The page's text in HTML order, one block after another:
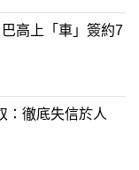
高上「車」簽約7
：徹底失信於人